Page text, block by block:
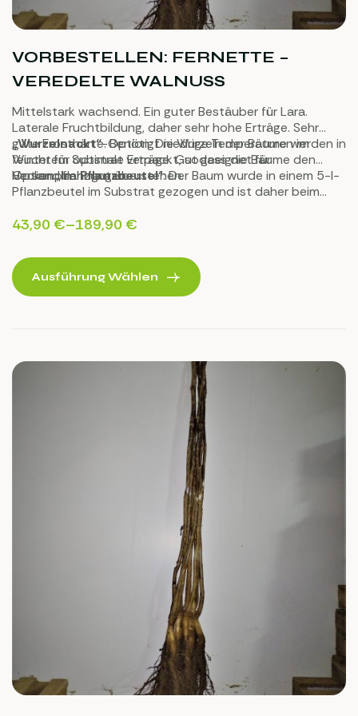
VORBESTELLEN: FERNETTE –
VEREDELTE WALNUSS
Mittelstark wachsend. Ein guter Bestäuber für Lara.
Laterale Fruchtbildung, daher sehr hohe Erträge. Sehr
gute Frosthärte. Benötigt niedrige Temperaturen im
Winter für optimale Erträge. Gut geeignet für
Heckenpflanzungen.
„Wurzelnackt“-Option: Die Wurzeln der Bäume werden in
feuchtem Substrat verpackt, sodass die Bäume den
Versand sehr gut überstehen.
Option „Im Pflanzbeutel“: Der Baum wurde in einem 5-l-
Pflanzbeutel im Substrat gezogen und ist daher beim
ausgesetzt.
43,90 €–189,90 €
Ausführung Wählen